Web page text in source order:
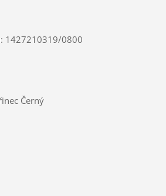
1427210319/0800
Černý